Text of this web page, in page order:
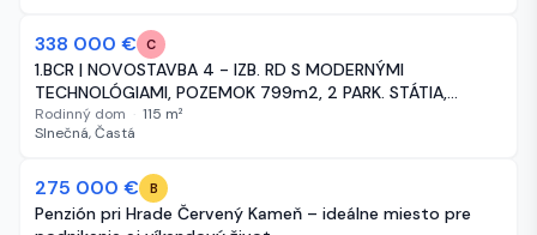
277 dní
338 000 € C
1.BCR | NOVOSTAVBA 4 - IZB. RD S MODERNÝMI
TECHNOLÓGIAMI, POZEMOK 799m2, 2 PARK. STÁTIA,
TERASA, ČASTÁ
Rodinný dom · 115 m²
Slnečná, Častá
277 dní
275 000 € B
Penzión pri Hrade Červený Kameň – ideálne miesto pre